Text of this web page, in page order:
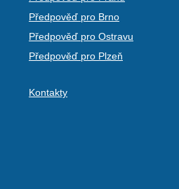
Předpověď pro Brno
Předpověď pro Ostravu
Předpověď pro Plzeň
Kontakty